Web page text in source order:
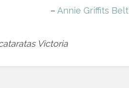
– Annie Griffits Belt
Victoria